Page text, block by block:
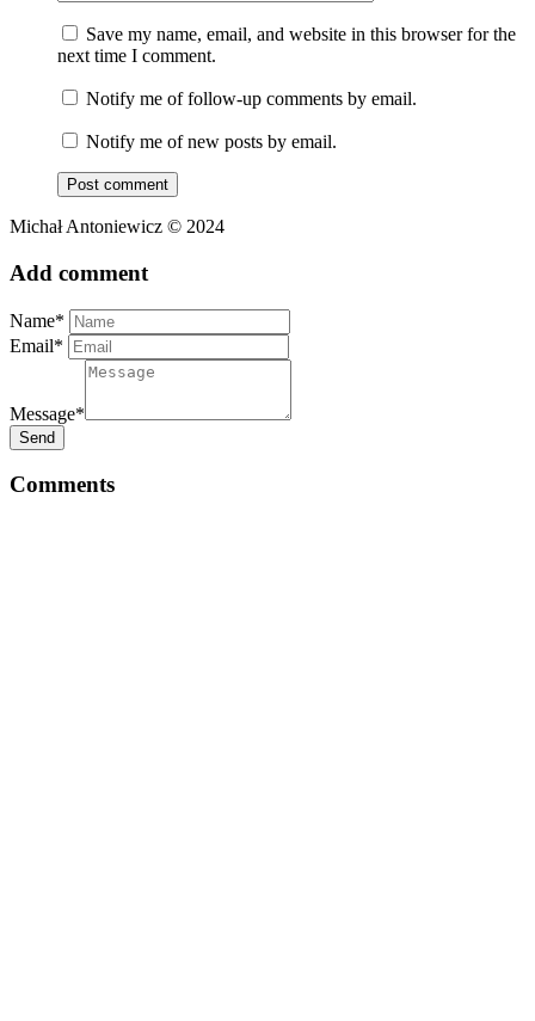
Save my name, email, and website in this browser for the
next time I comment.
Notify me of follow-up comments by email.
Notify me of new posts by email.
Michał Antoniewicz © 2024
Add comment
Name*
Email*
Message*
Send
Comments